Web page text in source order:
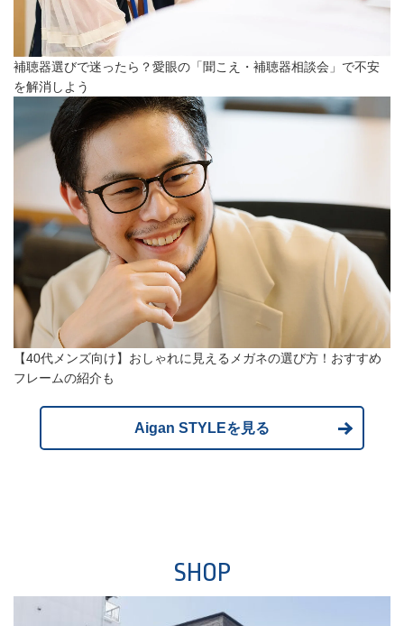
補聴器選びで迷ったら？愛眼の「聞こえ・補聴器相談会」で不安
を解消しよう
【40代メンズ向け】おしゃれに見えるメガネの選び方！おすすめ
フレームの紹介も
Aigan STYLEを見る
SHOP